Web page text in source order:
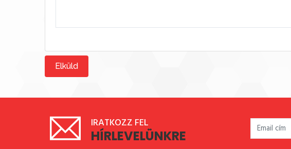
Elküld
IRATKOZZ FEL
HÍRLEVELÜNKRE